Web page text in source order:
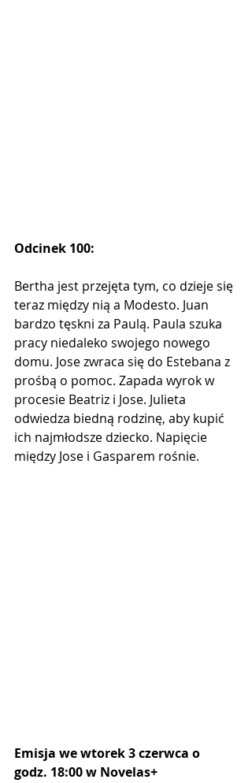
Odcinek 100:
Bertha jest przejęta tym, co dzieje się
teraz między nią a Modesto. Juan
bardzo tęskni za Paulą. Paula szuka
pracy niedaleko swojego nowego
domu. Jose zwraca się do Estebana z
prośbą o pomoc. Zapada wyrok w
procesie Beatriz i Jose. Julieta
odwiedza biedną rodzinę, aby kupić
ich najmłodsze dziecko. Napięcie
między Jose i Gasparem rośnie.
Emisja we wtorek 3 czerwca o
godz. 18:00 w Novelas+